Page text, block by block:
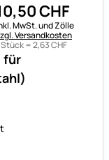
für
,50CHF
MwSt. und Zölle
Versandkosten
Stück =2,63CHF